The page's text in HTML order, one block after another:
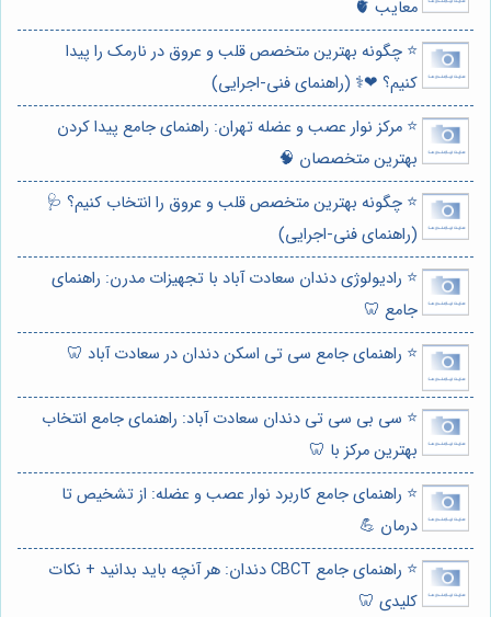
معایب 🫀
⭐️ چگونه بهترین متخصص قلب و عروق در نارمک را پیدا
کنیم؟ ❤️‍⚕️ (راهنمای فنی-اجرایی)
⭐️ مرکز نوار عصب و عضله تهران: راهنمای جامع پیدا کردن
بهترین متخصصان 🧠
⭐️ چگونه بهترین متخصص قلب و عروق را انتخاب کنیم؟ 🩺
(راهنمای فنی-اجرایی)
⭐️ رادیولوژی دندان سعادت آباد با تجهیزات مدرن: راهنمای
جامع 🦷
⭐️ راهنمای جامع سی تی اسکن دندان در سعادت آباد 🦷
⭐️ سی بی سی تی دندان سعادت آباد: راهنمای جامع انتخاب
بهترین مرکز با 🦷
⭐️ راهنمای جامع کاربرد نوار عصب و عضله: از تشخیص تا
درمان 💪
⭐️ راهنمای جامع CBCT دندان: هر آنچه باید بدانید + نکات
کلیدی 🦷